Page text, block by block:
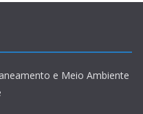
e Meio Ambiente